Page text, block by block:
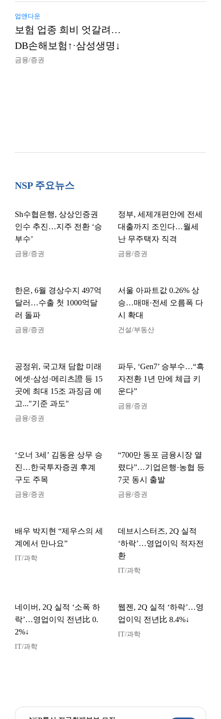
업앤다운
보험 업종 희비 엇갈려…
DB손해보험↑·삼성생명↓
금융/증권
NSP 주요뉴스
Sh수협은행, 상상인증권
인수 추진…지주 전환 ‘승
부수’
금융/증권
정부, 세제개편안에 전세
대출까지 조인다…월세
난 무주택자 직격
금융/증권
한은, 6월 경상수지 497억
달러…수출 첫 1000억달
러 돌파
금융/증권
서울 아파트값 0.26% 상
승…매매·전세 오름폭 다
시 확대
건설/부동산
공정위, 국고채 담합 미래
에셋·삼성·메리츠證 등 15
곳에 최대 15조 과징금 예
고..."기준 과도"
금융/증권
파두, ‘Gen7’ 승부수…“흑
자전환 1년 만에 체급 키
운다”
금융/증권
‘오너 3세’ 김동윤 상무 승
진…한국투자증권 후계
구도 주목
금융/증권
“700만 동포 금융시장 열
렸다”…기업은행·농협 등
7곳 동시 출발
금융/증권
배우 박지현 “제우스의 세
계에서 만나요”
IT/과학
데브시스터즈, 2Q 실적
‘하락’…영업이익 적자전
환
IT/과학
네이버, 2Q 실적 ‘소폭 하
락’…영업이익 전년比 0.
2%↓
IT/과학
웹젠, 2Q 실적 ‘하락’…영
업이익 전년比 8.4%↓
IT/과학